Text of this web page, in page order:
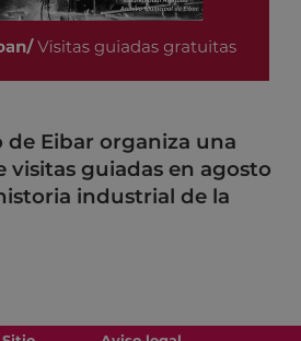
Eibar organiza una
visitas guiadas en agosto
industrial de la